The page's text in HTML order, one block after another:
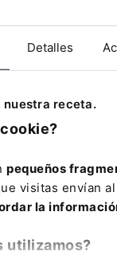
Detalles
nuestra receta.
pequeños
visitas envían al
la
utilizamos?